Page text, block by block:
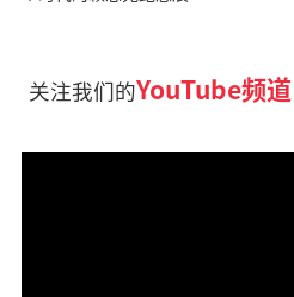
关注我们的YouTube频道